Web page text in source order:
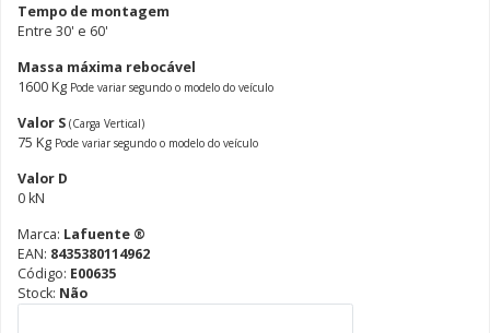
Tempo de montagem
Entre 30' e 60'
Massa máxima rebocável
1600 Kg Pode variar segundo o modelo do veículo
Valor S (Carga Vertical)
75 Kg Pode variar segundo o modelo do veículo
Valor D
0 kN
Marca: Lafuente ®
EAN: 8435380114962
Código: E00635
Stock: Não